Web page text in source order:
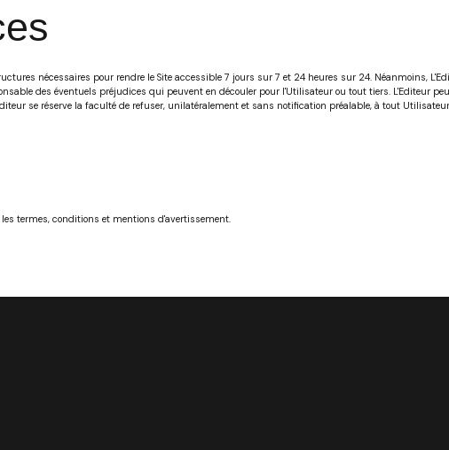
nécessaires pour rendre le Site accessible 7 jours sur 7 et 24 heures sur 24. Néanmoins,
des éventuels préjudices qui peuvent en découler pour l'Utilisateur ou tout tiers. L'Editeur
se réserve la faculté de refuser, unilatéralement et sans notification préalable, à tout
termes, conditions et mentions d'avertissement.